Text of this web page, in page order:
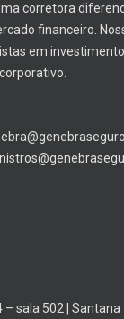
corretora
financeiro.
em
– sala 502 | Santana